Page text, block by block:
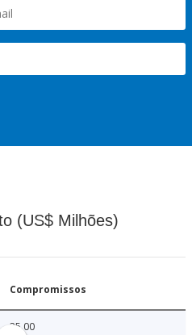
(US$ Milhões)
Compromissos
35.00